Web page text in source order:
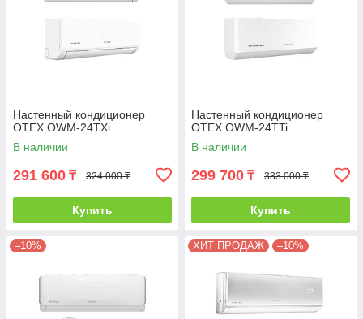
Настенный кондиционер
OTEX OWM-24TXi
В наличии
291 600 ₸ 324 000 ₸
Купить
Настенный кондиционер
OTEX OWM-24TTi
В наличии
299 700 ₸ 333 000 ₸
Купить
–10% ХИТ ПРОДАЖ –10%